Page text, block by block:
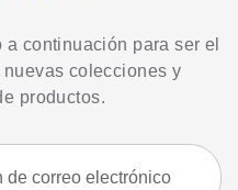
a continuación para ser el
colecciones y
productos.